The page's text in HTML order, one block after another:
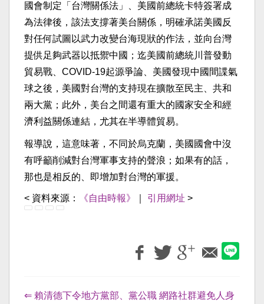
國會制定「台灣關係法」、美國前總統卡特簽署成
為法律後，該法支撐著美台關係，明確承諾美國反
對任何試圖以武力改變台海現狀的作法，並向台灣
提供足夠武器以抵禦中國；迄美國前總統川普發動
貿易戰、COVID-19起源爭論、美國發現中國間諜氣
球之後，美國對台灣的支持現在擴散至民主、共和
兩大黨；此外，美台之間還有重大的國家安全和經
濟利益關係連結，尤其在半導體貿易。
報導說，這意味著，不同於烏克蘭，美國國會中沒
有呼籲削減對台灣軍事支持的聲浪；如果有的話，
那也是相反的、即增加對台灣的軍援。
< 資料來源： 《自由時報》 引用網址 >
⇐ 賴清德下令地方黨部、黨公職 網路社群避免人身